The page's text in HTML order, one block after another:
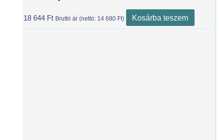
18 644 Ft Bruttó ár (nettó: 14 680 Ft) Kosárba teszem